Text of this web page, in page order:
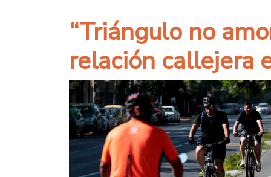
“Triángulo no
relación callejera